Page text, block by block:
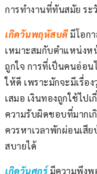
การทำงานที่ทันสมัย ระ
เกิดวันพฤหัสบดี มีโอก
เหมาะสมกับตำแหน่งห
ถูกใจ การที่เป็นคนอ่อน
ให้ดี เพราะมักจะมีเรื่อ
เสมอ เงินทองถูกใช้ไป
ความรับผิดชอบที่มากเ
ควรหาเวลาพักผ่อนเสีย
สบายได้
เกิดวันศุกร์ มีความพึงพ